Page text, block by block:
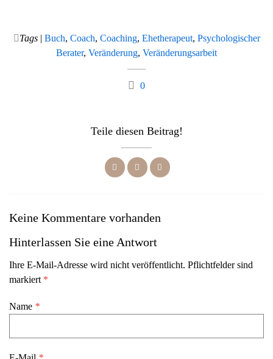
Tags| Buch, Coach, Coaching, Ehetherapeut, Psychologischer
Berater, Veränderung, Veränderungsarbeit
0
Teile diesen Beitrag!
Keine Kommentare vorhanden
Hinterlassen Sie eine Antwort
Ihre E-Mail-Adresse wird nicht veröffentlicht. Pflichtfelder sind
markiert *
Name *